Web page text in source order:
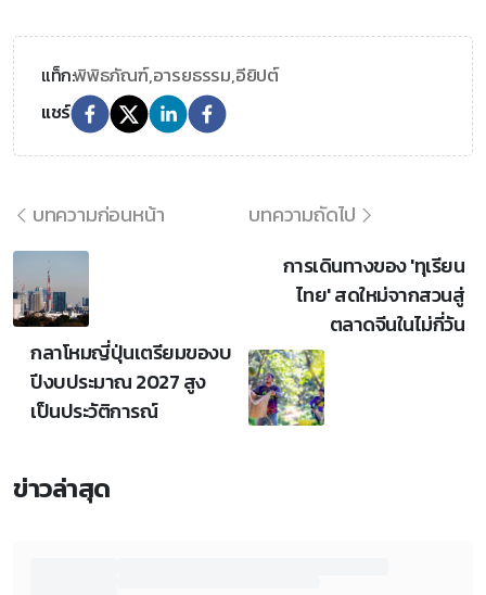
แท็ก:พิพิธภัณฑ์,อารยธรรม,อียิปต์
แชร์
บทความก่อนหน้า
กลาโหมญี่ปุ่นเตรียมของบ
ปีงบประมาณ 2027 สูง
เป็นประวัติการณ์
บทความถัดไป
การเดินทางของ 'ทุเรียน
ไทย' สดใหม่จากสวนสู่
ตลาดจีนในไม่กี่วัน
ข่าวล่าสุด